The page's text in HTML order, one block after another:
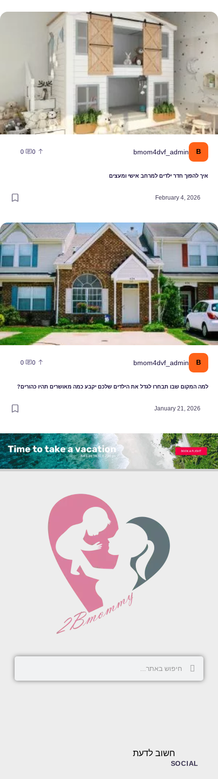
B
bmom4dvf_admin
0
0
איך להפוך חדר ילדים למרחב אישי ומעצים
February 4, 2026
איך להפוך חדר ילדים למרחב אישי ומעצים
B
bmom4dvf_admin
0
0
למה המקום שבו תבחרו לגדל את הילדים שלכם יקבע כמה מאושרים תהיו כהורים?
January 21, 2026
למה המקום שבו תבחרו לגדל את הילדים שלכם יקבע כמה מאושרים תהיו
חשוב לדעת
SOCIAL